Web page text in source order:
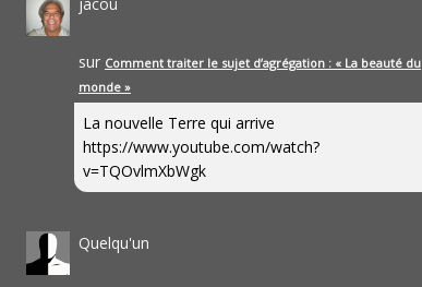
sur Comment traiter le sujet d’agrégation : « La beauté du
monde »
La nouvelle Terre qui arrive
https://www.youtube.com/watch?
v=TQOvlmXbWgk
Quelqu'un